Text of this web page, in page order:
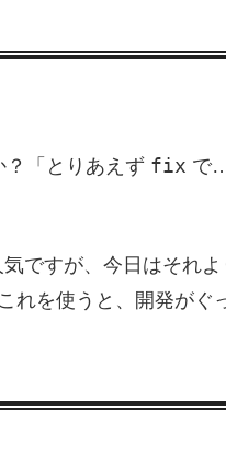
「とりあえず fix で
ですが、今日はそれ
れを使うと、開発がぐ